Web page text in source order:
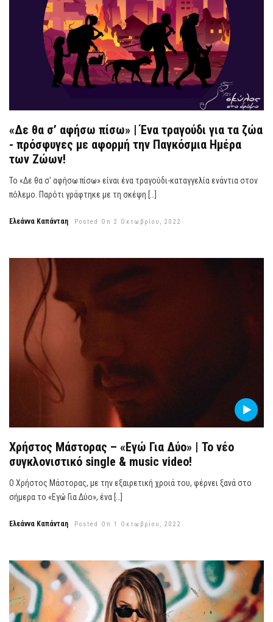
«Δε θα σ’ αφήσω πίσω» | Ένα τραγούδι για τα ζώα
- πρόσφυγες με αφορμή την Παγκόσμια Ημέρα
των Ζώων!
Το «Δε θα σ’ αφήσω πίσω» είναι ένα τραγούδι-καταγγελία ενάντια στον
πόλεμο. Παρότι γράφτηκε με τη σκέψη […]
Ελεάννα Καπάνταη Posted On 2 Οκτωβρίου, 2022
Χρήστος Μάστορας – «Εγώ Για Δύο» | Το νέο
συγκλονιστικό single & music video!
Ο Χρήστος Μάστορας, με την εξαιρετική χροιά του, φέρνει ξανά στο
σήμερα το «Εγώ Για Δύο», ένα […]
Ελεάννα Καπάνταη Posted On 1 Οκτωβρίου, 2022